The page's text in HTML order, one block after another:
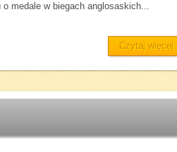
medale w biegach anglosaskich...
Czytaj więcej